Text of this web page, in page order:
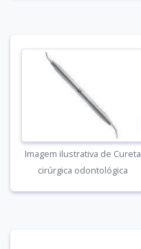
Imagem ilustrativa de Cureta
cirúrgica odontológica